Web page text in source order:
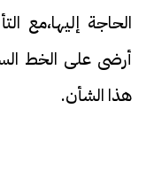
الحاجة إليها،مع
هذا الشأن.